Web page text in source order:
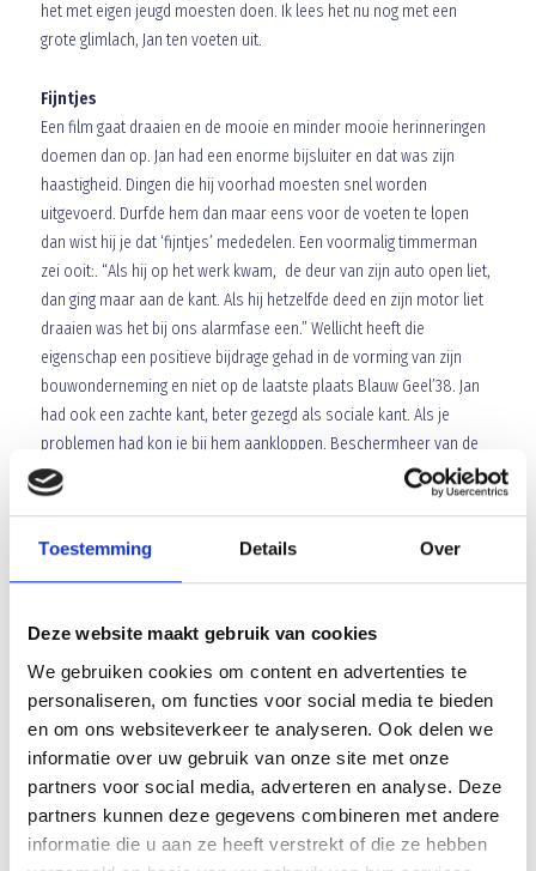
Toestemming Details Over
Deze website maakt gebruik van cookies
We gebruiken cookies om content en advertenties te
personaliseren, om functies voor social media te bieden
en om ons websiteverkeer te analyseren. Ook delen we
informatie over uw gebruik van onze site met onze
partners voor social media, adverteren en analyse. Deze
partners kunnen deze gegevens combineren met andere
informatie die u aan ze heeft verstrekt of die ze hebben
het met eigen jeugd moesten doen. Ik lees het nu nog met een
grote glimlach, Jan ten voeten uit.
Fijntjes
Een film gaat draaien en de mooie en minder mooie herinneringen
doemen dan op. Jan had een enorme bijsluiter en dat was zijn
haastigheid. Dingen die hij voorhad moesten snel worden
uitgevoerd. Durfde hem dan maar eens voor de voeten te lopen
dan wist hij je dat ‘fijntjes’ mededelen. Een voormalig timmerman
zei ooit:. “Als hij op het werk kwam, de deur van zijn auto open liet,
dan ging maar aan de kant. Als hij hetzelfde deed en zijn motor liet
draaien was het bij ons alarmfase een.” Wellicht heeft die
eigenschap een positieve bijdrage gehad in de vorming van zijn
bouwonderneming en niet op de laatste plaats Blauw Geel’38. Jan
had ook een zachte kant, beter gezegd als sociale kant. Als je
problemen had kon je bij hem aankloppen. Beschermheer van de
vogelvereniging en hoeveel clubs of instellingen klopte bij hem
zelden ter vergeefs op de deur. Hij liet je nooit vallen en bood met
hart op de juiste plek luidt het spreekwoord. Jan had dat
spreekwoordelijk ook, alleen liet hem datzelfde hart op 29 oktober
Dingen en feitjes
Een naar schrikbericht uit Erp waar Emiel van der Sanden op de
doelman van FC Eindhoven botste. Gevolg een kaak en neusbreuk.
Hij werd met de ambulance afgevoerd van Sportpark Den Uil. Emiel
werd zondag al geopereerd en is inmiddels weer aan zijn herstel
begonnen. We wensen hem natuurlijk alle beterschap toe. We zagen
ook dat Milan Raijmaekers deze week twee maal scoorde voor